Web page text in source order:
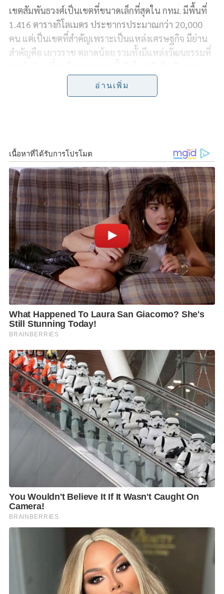
c
e
b
n
e
i
t
t
e
r
p
y
L
i
n
a
r
e
เขตสัมพันธวงศ์เป็นเขตที่ขนาดเล็กที่สุดใน กทม. มีพื้นที่
1.416 ตารางกิโลเมตร ประชากรประมาณกว่า 20,000
คน แต่เป็นเขตที่สำคัญเพราะเป็นแหล่งเศรษฐกิจ มีย่าน
สำคัญคือ เยาวราช ตลาดน้อย รวมทั้งมีแหล่งวัฒนธรรมที่
มัสยิด และโบสถ์คริสต์ ลักษณะเป็นพหุวัฒนธรรม
ส่วนเรื่องปัญหาน้ำท่วมในพื้นที่จะมีจุดอ่อน อยู่ 2 ส่วน
ครบถ้วน และ
2. น้ำหลากและน้ำทะเลหนุนประจำปี ได้แก่ บริเวณถนน
ทรงวาดริมแม่น้ำเจ้าพระยา และบริเวณชุมชนตลาดน้อย
(ศาลเจ้าโรงเกลือ) ซึ่งไม่มีเขื่อนกั้น
เมื่อน้ำทะเลหนุนสูงและมวลน้ำเหนือไหลเข้าเจ้าพระยา
ทำให้ชุมชนริมแม่น้ำได้รับผลกระทบ ส่วนการทำเขื่อนริม
แม่น้ำเจ้าพระยา ตอนนี้ได้รับประมาณและเตรียมดำเนิน
การจัดสร้างในเร็ววันนี้ โดยสำนักการระบายน้ำ กทม. จะ
เป็นผู้ควบคุมดูแล
นอกจากนี้ ทางเขตสนใจที่จะทำทางเดินริมแม่น้ำ
เจ้าพระยา เป็นทางเดินขนาดเล็ก กว้างประมาณ 2 เมตร
ความยาวประมาณ 1,888 เมตร เพื่อให้เกิดการสัญจร
เชื่อมโยงในเขต ซึ่งเป็นเรื่องที่อยู่ในนโยบายเรื่องการ
เชื่อมโยงเส้นเลือดฝอย
โดยแนวคิดคือ การทำแนวทางเดินริมแม่น้ำเจ้าพระยาให้
ครอบคลุมมากขึ้น แต่เป็นทางเดินขนาดเล็กที่สอดคล้อง
กับวิถีชีวิตชาวบ้าน และประชาชนใช้สัญจรได้ดีขึ้น ซึ่ง
เป็นโครงการที่จะต้องพิจารณาต่อไปในอนาคต
ก่อนช่วงบ่าย ผู้ว่าฯ ชัชชาติ พร้อมคณะ เดินเท้าตรวจ
เยี่ยมชุมชนพิพากษา ถนนแปลงนาม ซึ่งชุมชนเก่าแก่บาง
ส่วนเป็นพื้นที่เอกชน โดยภายในชุมชนมีปัญหาสาย
สื่อสารที่รกรุงรัง รวมทั้งปัญหาน้ำท่วมขังเวลาฝนตก
อ่านเพิ่ม